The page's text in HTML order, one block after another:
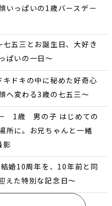
いっぱいの1歳バースデー
三とお誕生日、大好き
ぱいの一日〜
ドキの中に秘めた好奇心
へ変わる3歳の七五三〜
1歳 男の子 はじめての
所に。お兄ちゃんと一緒
影
婚10周年を、10年前と同
えた特別な記念日〜